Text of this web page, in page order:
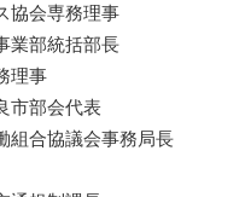
協会専務理事
業部統括部長
理事
市部会代表
組合協議会事務局長